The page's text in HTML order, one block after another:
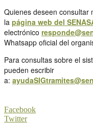
Quienes deseen consultar
la página web del
electrónico
Whatsapp oficial del
Para consultas sobre el
pueden escribir
a:
Facebook
Twitter